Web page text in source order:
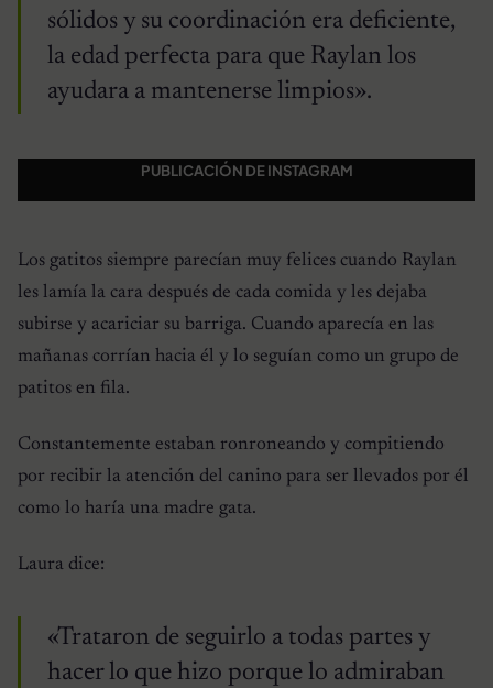
sólidos y su coordinación era deficiente,
la edad perfecta para que Raylan los
ayudara a mantenerse limpios».
PUBLICACIÓN DE INSTAGRAM
Los gatitos siempre parecían muy felices cuando Raylan
les lamía la cara después de cada comida y les dejaba
subirse y acariciar su barriga. Cuando aparecía en las
mañanas corrían hacia él y lo seguían como un grupo de
patitos en fila.
Constantemente estaban ronroneando y compitiendo
por recibir la atención del canino para ser llevados por él
como lo haría una madre gata.
Laura dice:
«Trataron de seguirlo a todas partes y
hacer lo que hizo porque lo admiraban